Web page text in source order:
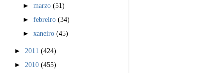
►marzo(51)
►febreiro(34)
►xaneiro(45)
► 2011 (424)
► 2010 (455)